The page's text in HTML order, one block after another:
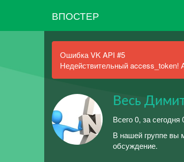
ВПОСТЕР
Ошибка VK API #5
Недействительный access_token!
Весь
Всего 0, за
В нашей группе вы
обсуждение.